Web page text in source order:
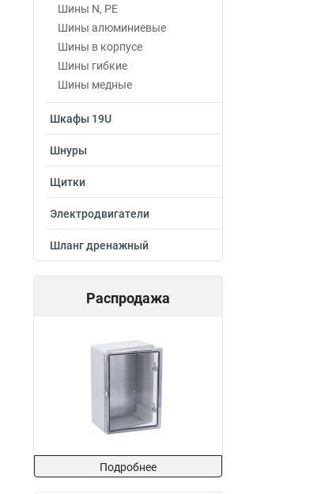
Шины N, PE
Шины алюминиевые
Шины в корпусе
Шины гибкие
Шины медные
Шкафы 19U
Шнуры
Щитки
Электродвигатели
Шланг дренажный
Распродажа
Подробнее